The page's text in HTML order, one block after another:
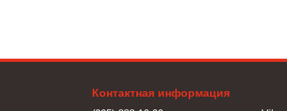
Контактная информация